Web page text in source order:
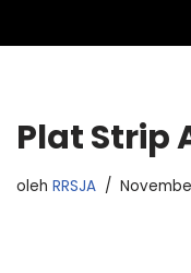
Plat Strip
oleh RRSJA